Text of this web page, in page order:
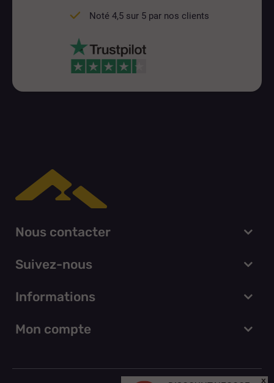
Noté 4,5 sur 5 par nos clients
Nous contacter
Suivez-nous
Informations
Mon compte
x